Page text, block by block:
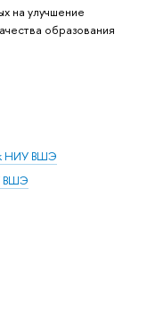
на улучшение
образования
НИУ ВШЭ
ВШЭ